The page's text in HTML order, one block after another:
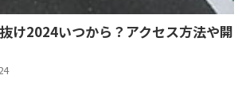
け2024いつから？アクセス方法や開